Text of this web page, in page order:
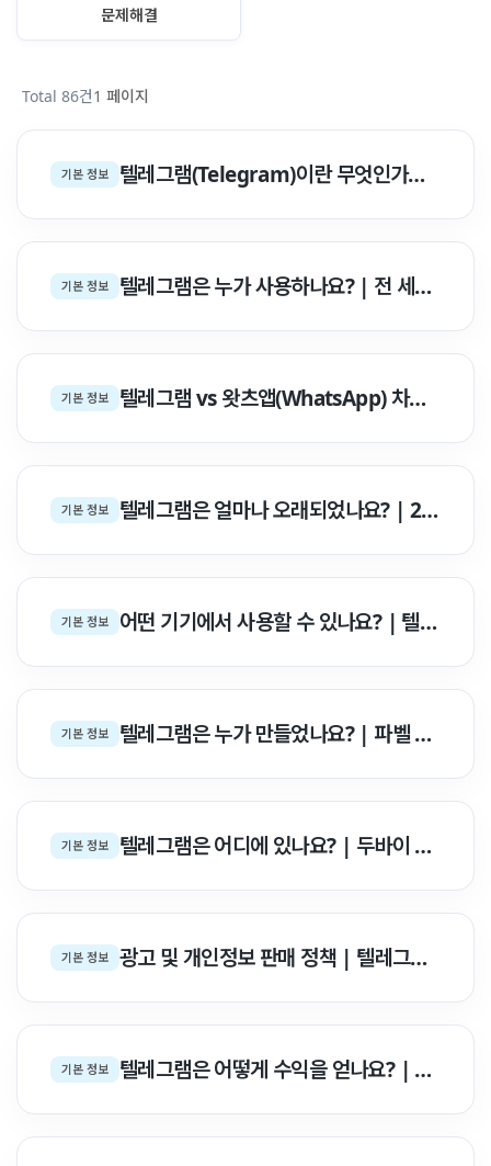
문제해결
Total 86건1 페이지
기본 정보 텔레그램(Telegram)이란 무엇인가요? — 특징, 주요기능 & 보안 완벽 백서
기본 정보 텔레그램은 누가 사용하나요? | 전 세계 9억 사용자 통계 & 6대 분야별 점유율 리포트 | 텔레그램 한글사…
기본 정보 텔레그램 vs 왓츠앱(WhatsApp) 차이점 완벽 비교 | 스펙·보안·기능 종합 분석 백서 | 텔레그램 한…
기본 정보 텔레그램은 얼마나 오래되었나요? | 2013년 최초 출시 13년 역사 & 주요 타임라인 백서
기본 정보 어떤 기기에서 사용할 수 있나요? | 텔레그램 지원 기기 & 멀티 계정·동기화 완벽 백서
기본 정보 텔레그램은 누가 만들었나요? | 파벨 두로프 형제 & 설립 철학 백서
기본 정보 텔레그램은 어디에 있나요? | 두바이 본사, 글로벌 서버 & 개발팀 위치 백서
기본 정보 광고 및 개인정보 판매 정책 | 텔레그램 수익화 & 프라이버시 백서
기본 정보 텔레그램은 어떻게 수익을 얻나요? | 지속 가능한 4대 수익 아키텍처 백서